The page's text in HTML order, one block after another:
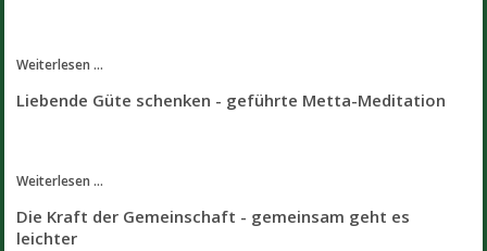
Weiterlesen ...
Liebende Güte schenken - geführte Metta-Meditation
Weiterlesen ...
Die Kraft der Gemeinschaft - gemeinsam geht es
leichter